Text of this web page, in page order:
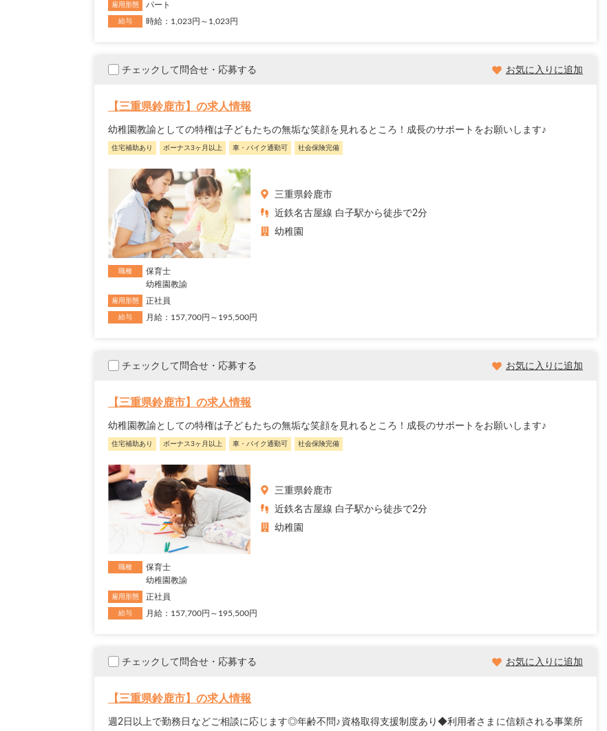
雇用形態 パート
給与 時給：1,023円～1,023円
チェックして問合せ・応募する お気に入りに追加
【三重県鈴鹿市】の求人情報
幼稚園教諭としての特権は子どもたちの無垢な笑顔を見れるところ！成長のサポートをお願いします♪
住宅補助あり ボーナス3ヶ月以上 車・バイク通勤可 社会保険完備
三重県鈴鹿市
近鉄名古屋線 白子駅から徒歩で2分
幼稚園
職種
保育士
幼稚園教諭
雇用形態 正社員
給与 月給：157,700円～195,500円
チェックして問合せ・応募する お気に入りに追加
【三重県鈴鹿市】の求人情報
幼稚園教諭としての特権は子どもたちの無垢な笑顔を見れるところ！成長のサポートをお願いします♪
住宅補助あり ボーナス3ヶ月以上 車・バイク通勤可 社会保険完備
三重県鈴鹿市
近鉄名古屋線 白子駅から徒歩で2分
幼稚園
職種
保育士
幼稚園教諭
雇用形態 正社員
給与 月給：157,700円～195,500円
チェックして問合せ・応募する お気に入りに追加
【三重県鈴鹿市】の求人情報
週2日以上で勤務日などご相談に応じます◎年齢不問♪資格取得支援制度あり◆利用者さまに信頼される事業所